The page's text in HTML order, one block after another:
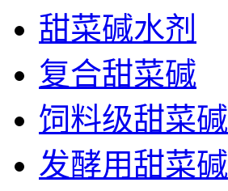
甜菜碱水剂
复合甜菜碱
饲料级甜菜碱
发酵用甜菜碱